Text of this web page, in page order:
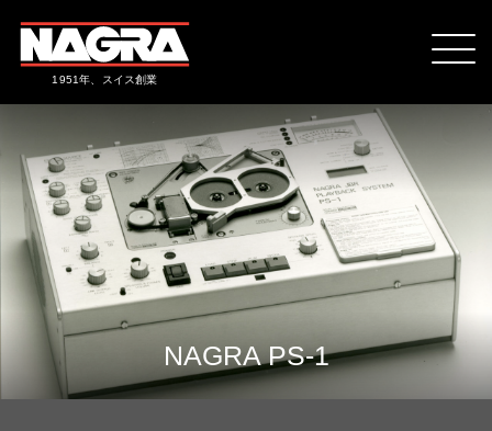
1951年、スイス創業
NAGRA PS-1